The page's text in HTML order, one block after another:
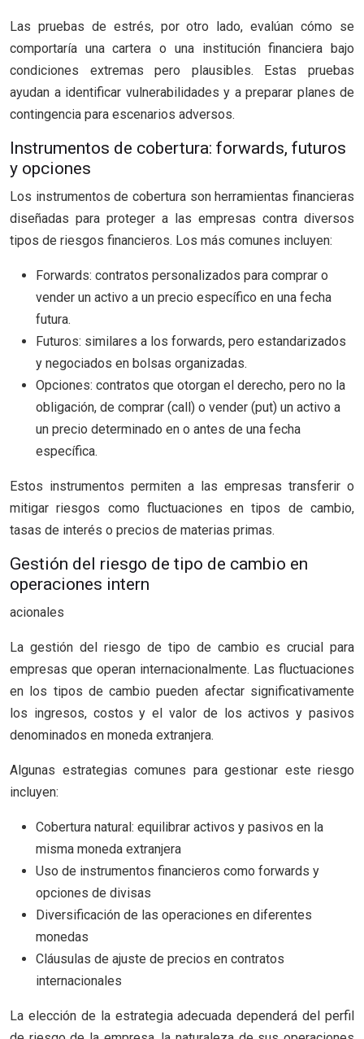
Las pruebas de estrés, por otro lado, evalúan cómo se
comportaría una cartera o una institución financiera bajo
condiciones extremas pero plausibles. Estas pruebas
ayudan a identificar vulnerabilidades y a preparar planes de
contingencia para escenarios adversos.
Instrumentos de cobertura: forwards, futuros
y opciones
Los instrumentos de cobertura son herramientas financieras
diseñadas para proteger a las empresas contra diversos
tipos de riesgos financieros. Los más comunes incluyen:
Forwards: contratos personalizados para comprar o
vender un activo a un precio específico en una fecha
futura.
Futuros: similares a los forwards, pero estandarizados
y negociados en bolsas organizadas.
Opciones: contratos que otorgan el derecho, pero no la
obligación, de comprar (call) o vender (put) un activo a
un precio determinado en o antes de una fecha
específica.
Estos instrumentos permiten a las empresas transferir o
mitigar riesgos como fluctuaciones en tipos de cambio,
tasas de interés o precios de materias primas.
Gestión del riesgo de tipo de cambio en
operaciones intern
acionales
La gestión del riesgo de tipo de cambio es crucial para
empresas que operan internacionalmente. Las fluctuaciones
en los tipos de cambio pueden afectar significativamente
los ingresos, costos y el valor de los activos y pasivos
denominados en moneda extranjera.
Algunas estrategias comunes para gestionar este riesgo
incluyen:
Cobertura natural: equilibrar activos y pasivos en la
misma moneda extranjera
Uso de instrumentos financieros como forwards y
opciones de divisas
Diversificación de las operaciones en diferentes
monedas
Cláusulas de ajuste de precios en contratos
internacionales
La elección de la estrategia adecuada dependerá del perfil